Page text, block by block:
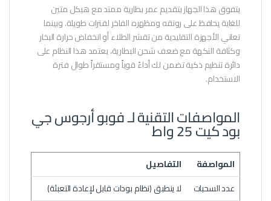
يتفوق هذا الجهاز بتقديم عمر بطارية ممتد مع هيكل متين
للغاية يحافظ على رونقه ومظهره الفاخر لفترات طويلة. وبينما
تعاني الأجهزة التقليدية من تقشر الطلاء أو انخفاض حرارة البخار
وكثافة النكهة مع ضعف شحن البطارية، يعتمد هذا النظام على
دائرة تنظيم ذكية تضمن لك أداءً قوياً ومستقراً طوال فترة
الاستخدام.
المواصفات التقنية لـ فوبو أرجوس جي
بود كيت 25 واط
المواصفة
التفاصيل
عدد السحبات
لا ينطبق (نظام بودات قابل لإعادة التعبئة)